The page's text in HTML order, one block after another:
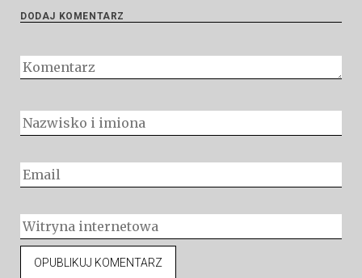
DODAJ KOMENTARZ